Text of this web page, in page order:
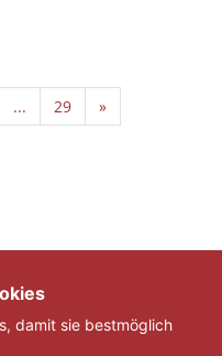
... 29 »
damit sie bestmöglich